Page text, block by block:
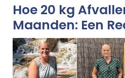
Hoe 20 kg
Maanden: Een